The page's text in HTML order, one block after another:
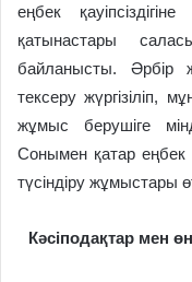
еңбек
қатынастары
байланысты. Әрбір
тексеру жүргізіліп,
жұмыс берушіге
Сонымен қатар еңбек
түсіндіру жұмыстары
Кәсіподақтар мен